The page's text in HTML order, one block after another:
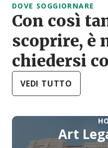
DOVE SOGGIORNARE
Con così
scoprire, è
chiedersi
VEDI TUTTO
Art